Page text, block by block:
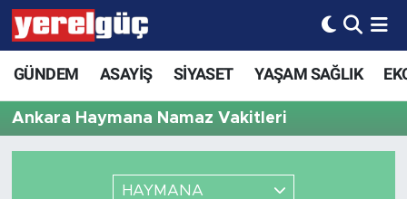
GÜNDEM ASAYİŞ SİYASET YAŞAM SAĞLIK
Ankara Haymana Namaz Vakitleri
HAYMANA